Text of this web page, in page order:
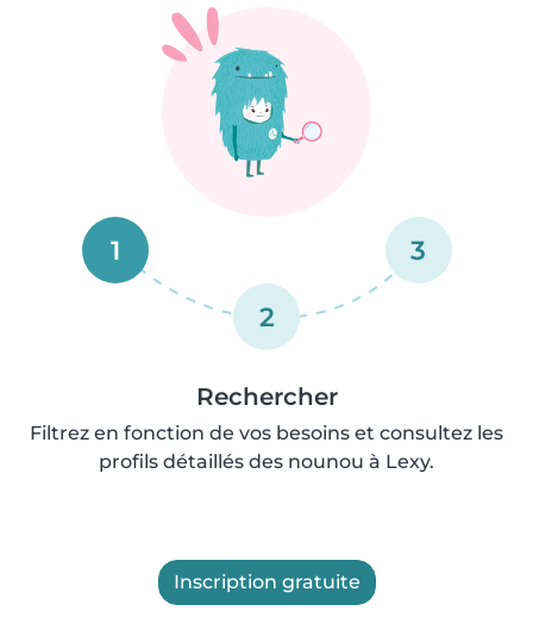
1
2
3
Rechercher
Filtrez en fonction de vos besoins et consultez les
profils détaillés des nounou à Lexy.
Inscription gratuite